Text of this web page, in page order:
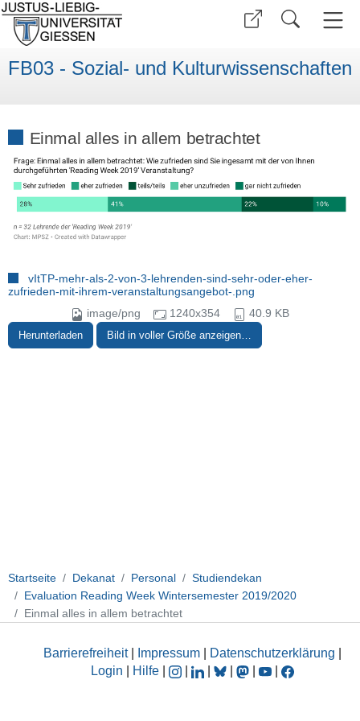
FB03 - Sozial- und Kulturwissenschaften
Einmal alles in allem betrachtet
vItTP-mehr-als-2-von-3-lehrenden-sind-sehr-oder-eher-
zufrieden-mit-ihrem-veranstaltungsangebot-.png
image/png
1240x354 40.9 KB
Herunterladen Bild in voller Größe anzeigen…
Startseite Dekanat Personal
Studiendekan
Evaluation Reading Week Wintersemester 2019/2020
Einmal alles in allem betrachtet
Barrierefreiheit| Impressum Datenschutzerklärung
Login
Hilfe